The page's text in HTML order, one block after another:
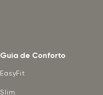
Guia de Conforto
EasyFit
Slim